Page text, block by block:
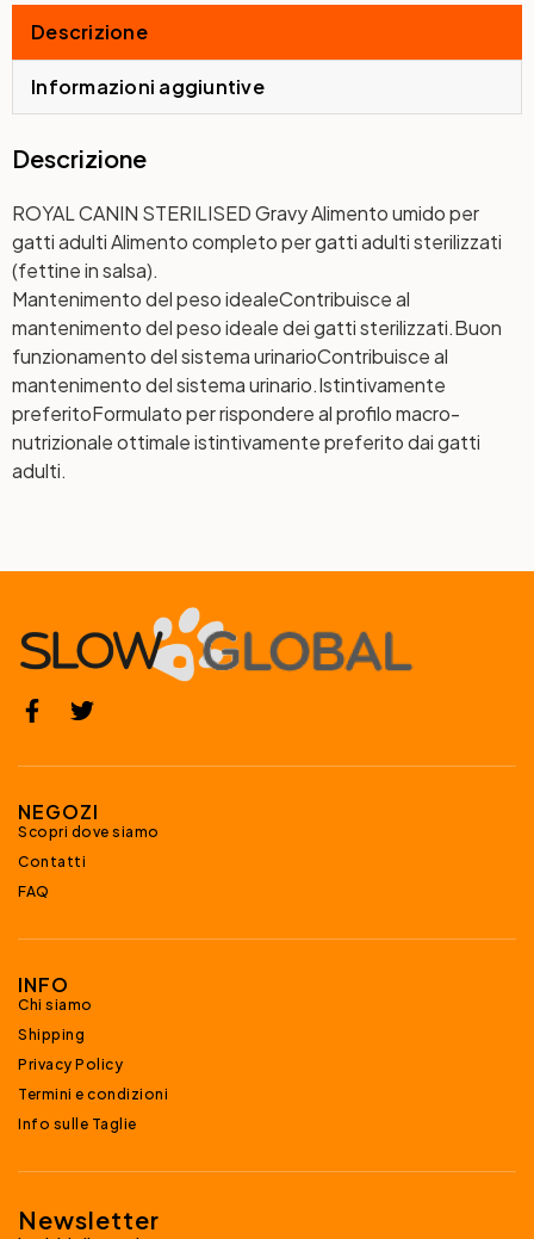
Descrizione
Informazioni aggiuntive
Descrizione
ROYAL CANIN STERILISED Gravy Alimento umido per
gatti adulti Alimento completo per gatti adulti sterilizzati
(fettine in salsa).
Mantenimento del peso idealeContribuisce al
mantenimento del peso ideale dei gatti sterilizzati.Buon
funzionamento del sistema urinarioContribuisce al
mantenimento del sistema urinario.Istintivamente
preferitoFormulato per rispondere al profilo macro-
nutrizionale ottimale istintivamente preferito dai gatti
adulti.
NEGOZI
Scopri dove siamo
Contatti
FAQ
INFO
Chi siamo
Shipping
Privacy Policy
Termini e condizioni
Info sulle Taglie
Newsletter